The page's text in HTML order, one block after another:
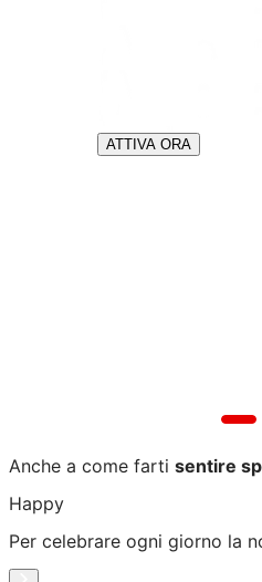
ATTIVA ORA
Anche a come farti sentire
Happy
Per celebrare ogni giorno la